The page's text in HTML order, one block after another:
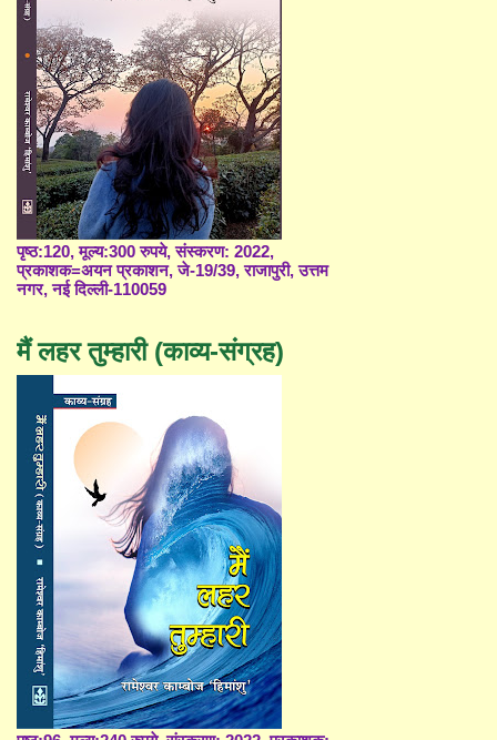
पृष्ठ:120, मूल्य:300 रुपये, संस्करण: 2022,
प्रकाशक=अयन प्रकाशन, जे-19/39, राजापुरी, उत्तम
नगर, नई दिल्ली-110059
मैं लहर तुम्हारी (काव्य-संग्रह)